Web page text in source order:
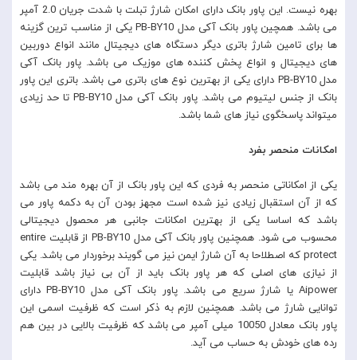
بهره نیست. این پاور بانک دارای امکان شارژ تبلت با شدت جریان 2.0 آمپر
می باشد. همچین پاور بانک آکی مدل PB-BY10 یکی از مناسب ترین گزینه
ها برای تامین شارژ باتری دیگر دستگاه های دیجیتال مانند انواع دوربین
های دیجیتال و انواع پخش کننده های موزیک می باشد‌. پاور بانک آکی
مدل PB-BY10 دارای یکی از بهترین نوع های باتری می باشد. باتری این پاور
بانک از جنس لیتیوم می باشد. پاور بانک آکی مدل PB-BY10 تا حد زیادی
میتواند پاسخگوی نیاز های شما باشد.
امکانات منحصر بفرد
یکی از امکاناتی منحصر به فردی که این پاور بانک از آن بهره مند می باشد
که از آن استقبال زیادی نیز شده است مجهز بودن آن به دکمه پاور می
باشد که اساسا یکی از بهترین امکانات جانبی هر محصول دیجیتالی
محسوب می شود. همچنین پاور بانک آکی مدل PB-BY10 از قابلیت entire
protect که اصطلاحا به آن شارژ ایمن نیز می گویند برخوردار می باشد. یکی
از نیازی های اصلی که هر پاور بانک باید از آن بی نیاز باشد قابلیت
Aipower یا شارژ سریع می باشد. پاور بانک آکی مدل PB-BY10 دارای
توانایی شارژ می باشد. همچنین لازم به ذکر است که ظرفیت اسمی این
پاور بانک معادل 10050 میلی آمپر می باشد که ظرفیت بالایی در بین هم
رده های خودش به حساب می آید.